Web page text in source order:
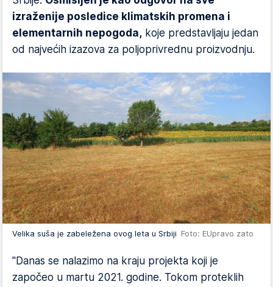
izraženije posledice klimatskih promena i
elementarnih nepogoda, koje predstavljaju jedan
od najvećih izazova za poljoprivrednu proizvodnju.
Velika suša je zabeležena ovog leta u Srbiji Foto: EUpravo zato
"Danas se nalazimo na kraju projekta koji je
započeo u martu 2021. godine. Tokom proteklih